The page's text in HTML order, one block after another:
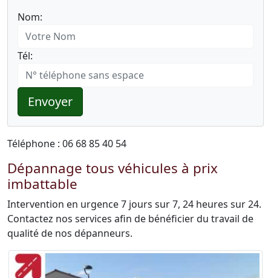
Nom:
Tél:
Envoyer
Téléphone : 06 68 85 40 54
Dépannage tous véhicules à prix
imbattable
Intervention en urgence 7 jours sur 7, 24 heures sur 24.
Contactez nos services afin de bénéficier du travail de
qualité de nos dépanneurs.